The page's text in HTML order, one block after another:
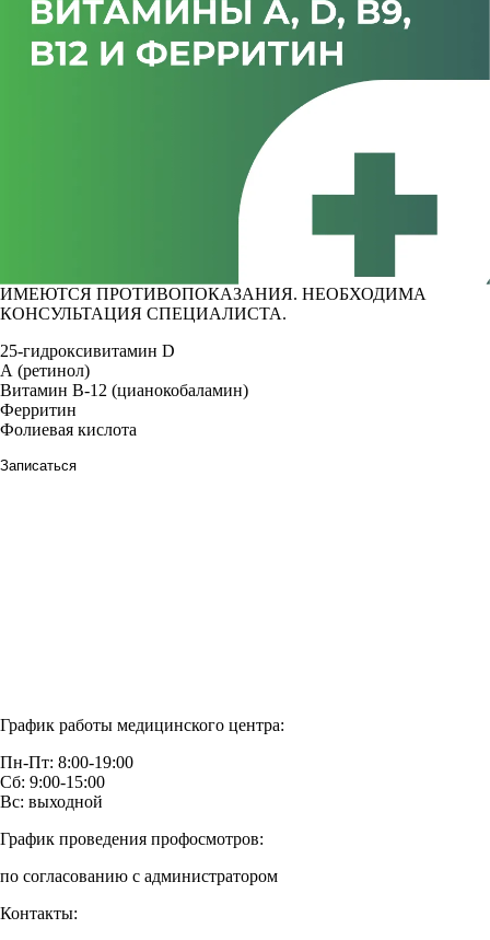
ИМЕЮТСЯ ПРОТИВОПОКАЗАНИЯ. НЕОБХОДИМА
КОНСУЛЬТАЦИЯ СПЕЦИАЛИСТА.
25-гидроксивитамин D
А (ретинол)
Витамин В-12 (цианокобаламин)
Ферритин
Фолиевая кислота
Записаться
График работы медицинского центра:
Пн-Пт: 8:00-19:00
Сб: 9:00-15:00
Вс: выходной
График проведения профосмотров:
по согласованию с администратором
Контакты: